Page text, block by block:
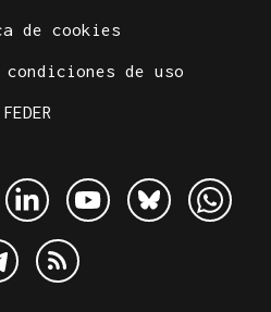
de cookies
de uso
FEDER